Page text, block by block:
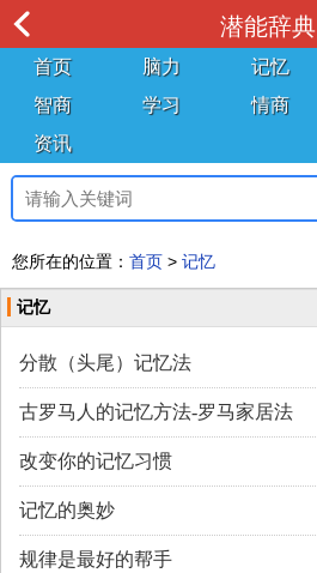
潜能辞典
首页 脑力 记忆
智商
学习 情商
资讯
您所在的位置： 首页 > 记忆
记忆
分散（头尾）记忆法
古罗马人的记忆方法-罗马家居法
改变你的记忆习惯
记忆的奥妙
规律是最好的帮手